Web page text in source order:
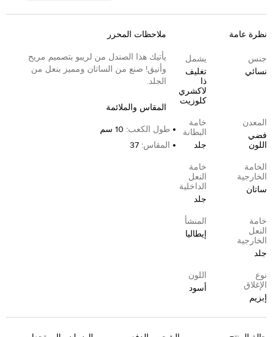
نظرة عامة
جنس
نسائي
يشمل
تغليف
ذا
لاكشري
كلوزيت
المعدن
فضي
اللون
خامة
البطانة
جلد
الخامة
الخارجية
ساتان
خامة
النعل
الداخلية
جلد
خامة
النعل
الخارجية
جلد
المنشأ
إيطاليا
نوع
الإغلاق
إبزيم
اللون
أسود
ملاحظات المحرر
يأتيك هذا الصندل من لريبو بتصميم مريح
وأنيق! صنع من الساتان ومميز بنعل من
الجلد.
المقاس والملائمة
طول الكعب: 10 سم
المقاس:
37